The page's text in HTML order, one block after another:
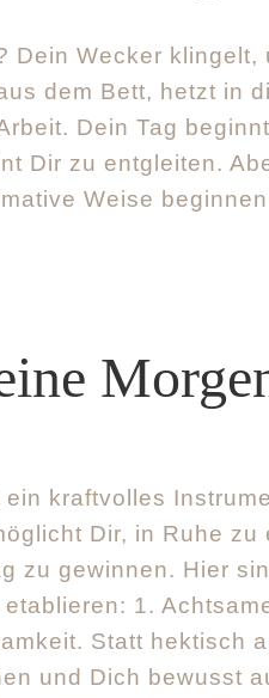
Dein Wecker
dem Bett, hetzt in
Dein Tag
Dir zu entgleiten.
Weise
kraftvolles
Dir, in Ruhe
zu gewinnen. Hier
1.
Statt hektisch
und Dich bewusst